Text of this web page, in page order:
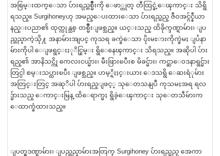
အစြမ္းထက္ေသာ ပ်ားရည္တစ္မ်ိဳးကို ေဖာ္ထုတ္ တီထြင္ခဲ့ေၾကာင္း သိရွိ
ရသည္။ Surgihoneyဟု အမည္ေပးထားေသာ ပ်ားရည္သည္ ဇီဝအင္ဂ်င္နီယာ
နည္းပညာ၏ ထုတ္ကုန္သစ္ တစ္မ်ိဳးျဖစ္သည္။ ယင္းသည္ ထိခိုက္ဒဏ္ရာမ်ား၊ ျပ
ည္တည္နာကဲ့သို႔ အနာမ်ားအျပင္ ကုသရ ခက္ခဲေသာ ပိုးမႊားကိုက္ခဲမႈ ျပႆနာ
မ်ားကိုပါ ေျဖရွင္းႏုိင္စြမ္း ရွိေနေၾကာင္း သိရသည္။ အဆိုပါ ပ်ား
ရည္၏ အာနိသင္ကို ကေလးငယ္မ်ား၊ မီးဖြားၿပီးစ မိခင္မ်ား၊ ကင္ဆာေဝဒနာရွင္မ်ား
တြင္ပါ စမ္းသပ္ထားၿပီး ျဖစ္သည္။ ဟမ့္ရိႈႈင္းယား ေဒသရွိ ေဆးရံုမ်ား
အတြင္းတြင္ အဆုိပါ ပ်ားရည္ျဖင့္ သုေတသနျပဳ ကုသမႈအရ ရလ
ဒ္မ်ားသည္ ေကာင္းမြန္ ထိေရာက္မႈ ရွိခဲ့ေၾကာင္း သုေတသီမ်ားက
ေထာက္ခံထားသည္။
ျပတ္ရွဒဏ္ရာမ်ား၊ ျပည္တည္နာမ်ားအတြက္ Surgihoney ပ်ားရည္သည္ အေကာ